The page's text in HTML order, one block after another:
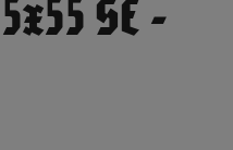
SE -